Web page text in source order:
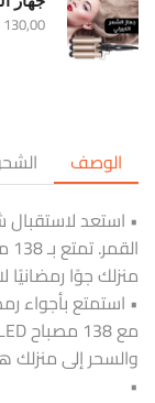
130,00
الوصف
• استعد
منزلك جوًا رمضانيًا
• استمتع بأجواء
والسحر إلى منزلك
•